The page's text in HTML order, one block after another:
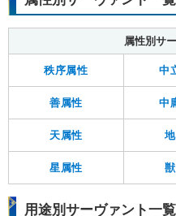
属性別サ
秩序属性 中
善属性 中
天属性
星属性
用途別サーヴァント一覧